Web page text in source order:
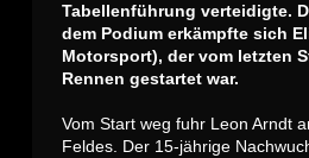
Tabellenführung verteidigte.
dem Podium erkämpfte sich
Motorsport), der vom letzten
Rennen gestartet war.
Vom Start weg fuhr Leon Arndt
Feldes. Der 15-jährige